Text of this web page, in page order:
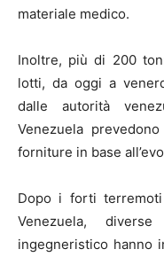
materiale medico.
Inoltre, più di 200
lotti, da oggi a
dalle autorità
Venezuela
forniture in base
Dopo i forti
Venezuela,
ingegneristico hanno